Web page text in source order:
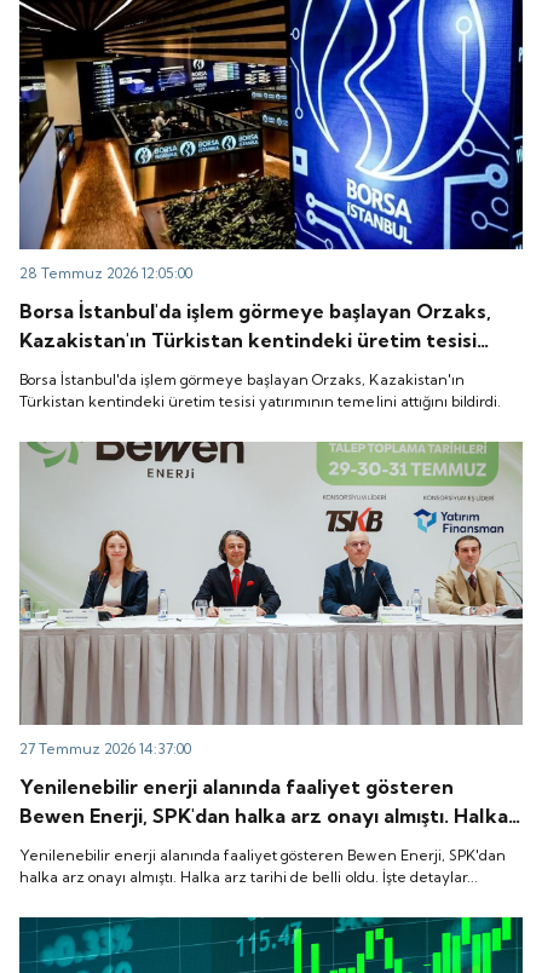
28 Temmuz 2026 12:05:00
Borsa İstanbul'da işlem görmeye başlayan Orzaks,
Kazakistan'ın Türkistan kentindeki üretim tesisi
yatırımının temelini attığını bildirdi.
Borsa İstanbul'da işlem görmeye başlayan Orzaks, Kazakistan'ın
Türkistan kentindeki üretim tesisi yatırımının temelini attığını bildirdi.
27 Temmuz 2026 14:37:00
Yenilenebilir enerji alanında faaliyet gösteren
Bewen Enerji, SPK'dan halka arz onayı almıştı. Halka
arz tarihi de belli oldu. İşte detaylar...
Yenilenebilir enerji alanında faaliyet gösteren Bewen Enerji, SPK'dan
halka arz onayı almıştı. Halka arz tarihi de belli oldu. İşte detaylar...